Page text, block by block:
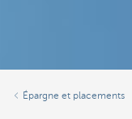
Épargne et placements